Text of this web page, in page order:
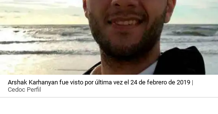
Arshak Karhanyan fue visto por última vez el 24 de febrero de 2019 |
Cedoc Perfil